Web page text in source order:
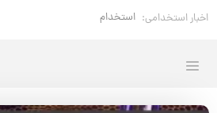
اخبار استخدامی: استخدام مهندس خوردگی و حفاظت